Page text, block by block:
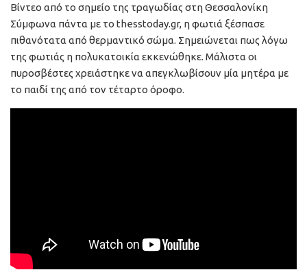
Βίντεο από το σημείο της τραγωδίας στη Θεσσαλονίκη
Σύμφωνα πάντα με το thesstoday.gr, η φωτιά ξέσπασε
πιθανότατα από θερμαντικό σώμα. Σημειώνεται πως λόγω
της φωτιάς η πολυκατοικία εκκενώθηκε. Μάλιστα οι
πυροσβέστες χρειάστηκε να απεγκλωβίσουν μία μητέρα με
το παιδί της από τον τέταρτο όροφο.